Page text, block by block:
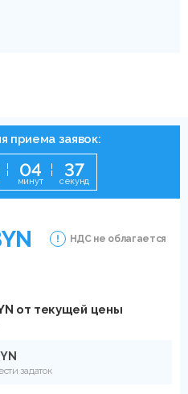
приема заявок:
04
минут
37
секунд
НДС не облагается
от текущей цены
задаток